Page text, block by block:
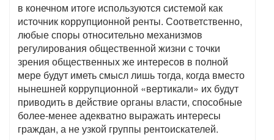
в конечном итоге используются системой как
источник коррупционной ренты. Соответственно,
любые споры относительно механизмов
регулирования общественной жизни с точки
зрения общественных же интересов в полной
мере будут иметь смысл лишь тогда, когда вместо
нынешней коррупционной «вертикали» их будут
приводить в действие органы власти, способные
более-менее адекватно выражать интересы
граждан, а не узкой группы рентоискателей.